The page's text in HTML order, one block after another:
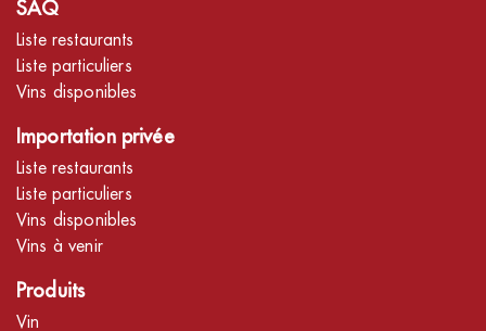
SAQ
Liste restaurants
Liste particuliers
Vins disponibles
Importation privée
Liste restaurants
Liste particuliers
Vins disponibles
Vins à venir
Produits
Vin